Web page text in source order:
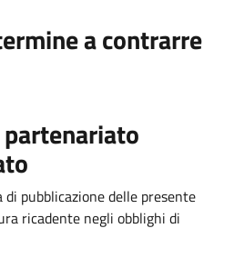
a contrarre
partenariato
pubblicazione delle presente
ricadente negli obblighi di